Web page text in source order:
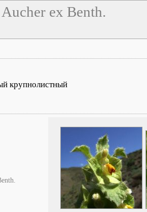
ex Benth.
крупнолистный